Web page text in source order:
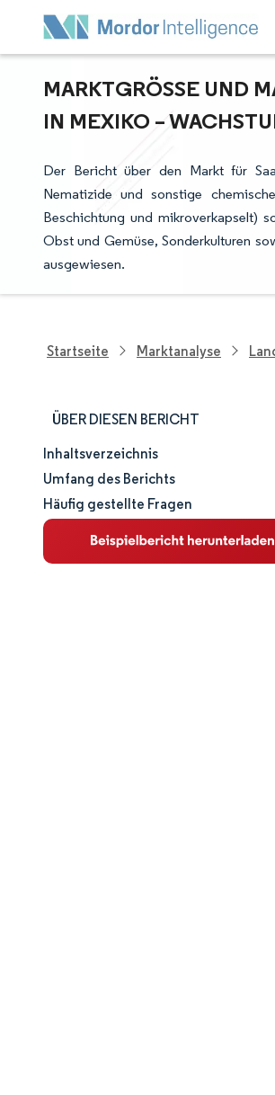
MARKTGRÖSSE UND
N MEXIKO –
Der Bericht über den Markt für
Nematizide und sonstige
Beschichtung und mikroverkapselt)
Obst und Gemüse, Sonderkulturen
ausgewiesen.
Startseite Marktanalyse
ÜBER DIESEN BERICHT
Marktgröße und -anteil
Marktanalyse
Trends und Einblicke
Inhaltsverzeichnis
Umfang des Berichts
Häufig gestellte Fragen